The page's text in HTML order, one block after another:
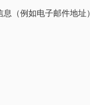
（例如电子邮件地